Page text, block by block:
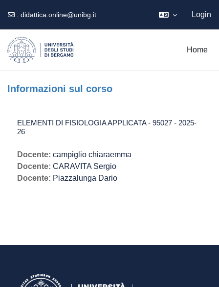
: didattica.online@unibg.it Login
Home
Informazioni sul corso
ELEMENTI DI FISIOLOGIA APPLICATA - 95027 - 2025-
26
Docente: campiglio chiaraemma
Docente: CARAVITA Sergio
Docente: Piazzalunga Dario